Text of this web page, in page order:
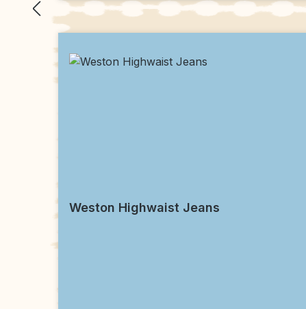
Weston Highwaist Jeans